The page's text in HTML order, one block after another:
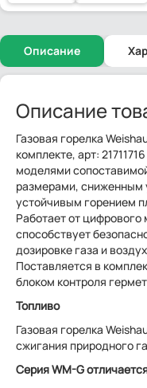
Описание
Описание
Газовая горелка
комплекте, арт:
моделями
размерами, сниженным
устойчивым горением
Работает от
способствует
дозировке газа и
Поставляется в
блоком контроля
Топливо
Газовая горелка
сжигания природного
Серия WM-G